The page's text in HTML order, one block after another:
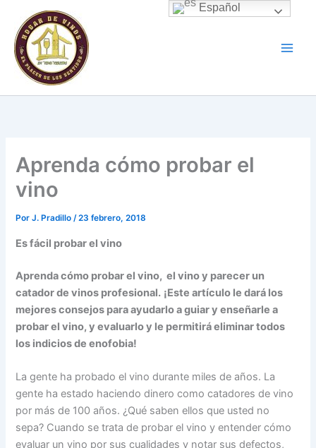
contenido
Aprenda cómo probar el
vino
PorJ. Pradillo/23 febrero, 2018
Es fácil probar el vino
Aprenda cómo probar el vino, el vino y parecer un
catador de vinos profesional. ¡Este artículo le dará los
mejores consejos para ayudarlo a guiar y enseñarle a
probar el vino, y evaluarlo y le permitirá eliminar todos
los indicios de enofobia!
La gente ha probado el vino durante miles de años. La
gente ha estado haciendo dinero como catadores de vino
por más de 100 años. ¿Qué saben ellos que usted no
sepa? Cuando se trata de probar el vino y entender cómo
evaluar un vino por sus cualidades y notar sus defectos,
Español